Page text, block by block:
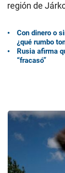
región de
Con dinero o
¿qué rumbo
Rusia afirma
“fracasó”